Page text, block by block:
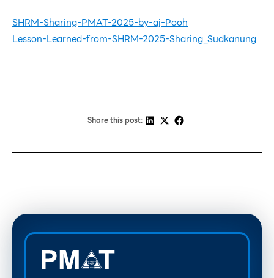
SHRM-Sharing-PMAT-2025-by-aj-Pooh
Lesson-Learned-from-SHRM-2025-Sharing_Sudkanung
Share this post: